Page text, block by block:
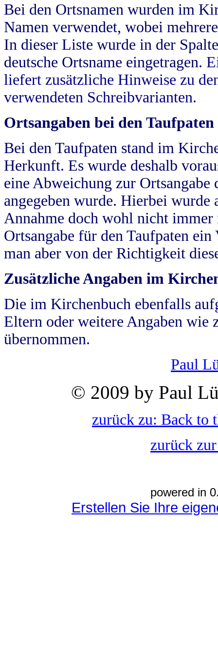
Bei den Ortsnamen wurden im
Namen verwendet, wobei
In dieser Liste wurde in der
deutsche Ortsname eingetragen.
liefert zusätzliche Hinweise zu
verwendeten Schreibvarianten.
Ortsangaben bei den Taufpaten
Bei den Taufpaten stand im
Herkunft. Es wurde deshalb
eine Abweichung zur
angegeben wurde. Hierbei wurde
Annahme doch wohl nicht
Ortsangabe für den Taufpaten
man aber von der Richtigkeit
Zusätzliche Angaben im
Die im Kirchenbuch ebenfalls
Eltern oder weitere Angaben wie
übernommen.
Paul
© 2009 by Paul
zurück zu: Back to
zurück
powered in
Erstellen Sie Ihre